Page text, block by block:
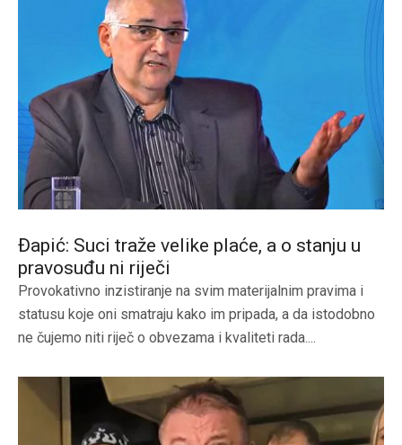
Đapić: Suci traže velike plaće, a o stanju u
pravosuđu ni riječi
Provokativno inzistiranje na svim materijalnim pravima i
statusu koje oni smatraju kako im pripada, a da istodobno
ne čujemo niti riječ o obvezama i kvaliteti rada....